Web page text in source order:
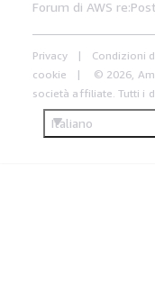
Forum di AWS re:Post
Privacy Condizioni
cookie
© 2026,
società affiliate. Tutti i
Italiano